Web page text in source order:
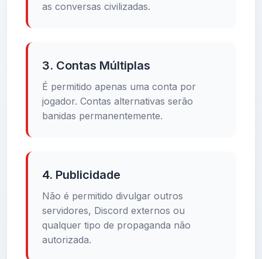
as conversas civilizadas.
3. Contas Múltiplas
É permitido apenas uma conta por
jogador. Contas alternativas serão
banidas permanentemente.
4. Publicidade
Não é permitido divulgar outros
servidores, Discord externos ou
qualquer tipo de propaganda não
autorizada.